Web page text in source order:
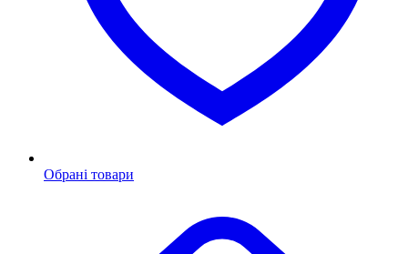
Обрані товари